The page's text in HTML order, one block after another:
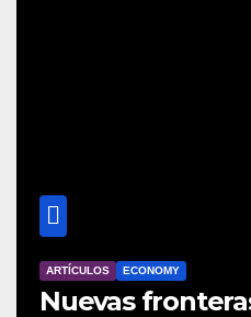
ARTÍCULOS ECONOMY
Nuevas